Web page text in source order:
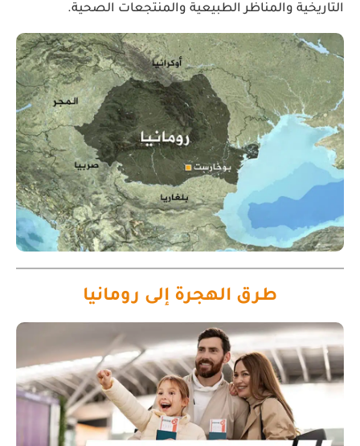
التاريخية والمناظر الطبيعية والمنتجعات الصحية.
طرق الهجرة إلى رومانيا